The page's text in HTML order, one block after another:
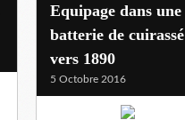
Equipage dans une
batterie de cuirassé
vers 1890
5 Octobre 2016